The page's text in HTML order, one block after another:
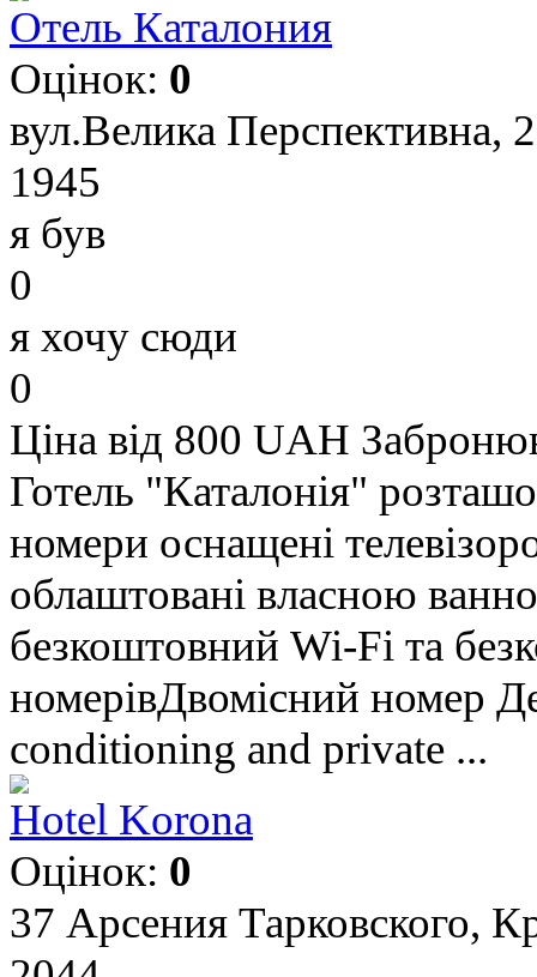
Отель Каталония
Оцінок: 0
вул.Велика Перспективна,
1945
я був
0
я хочу сюди
0
Ціна від 800 UAH
Готель "Каталонія"
номери оснащені
облаштовані власною
безкоштовний Wi-Fi та
номерівДвомісний номер
conditioning and private ...
Hotel Korona
Оцінок: 0
37 Арсения Тарковского,